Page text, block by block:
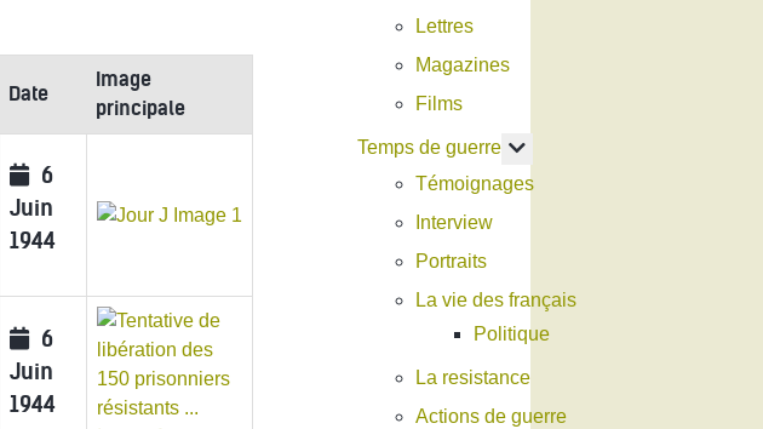
Date
Image
principale
6
Juin
1944
6
Juin
1944
Lettres
Magazines
Films
Temps de guerre
En savoir plus : Temps de
Témoignages
Interview
Portraits
La vie des français
Politique
La resistance
Actions de guerre